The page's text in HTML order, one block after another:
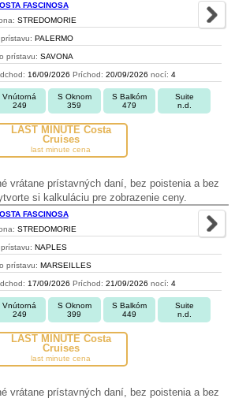
FASCINOSA
STREDOMORIE
PALERMO
prístavu: SAVONA
16/09/2026 Príchod: 20/09/2026 nocí: 4
Vnútorná
249
S Oknom
359
S Balkóm
479
Suite
n.d.
LAST MINUTE Costa
Cruises
last minute cena
vrátane prístavných daní, bez poistenia a bez
si kalkuláciu pre zobrazenie ceny.
FASCINOSA
STREDOMORIE
NAPLES
prístavu: MARSEILLES
17/09/2026 Príchod: 21/09/2026 nocí: 4
Vnútorná
249
S Oknom
399
S Balkóm
449
Suite
n.d.
LAST MINUTE Costa
Cruises
last minute cena
vrátane prístavných daní, bez poistenia a bez